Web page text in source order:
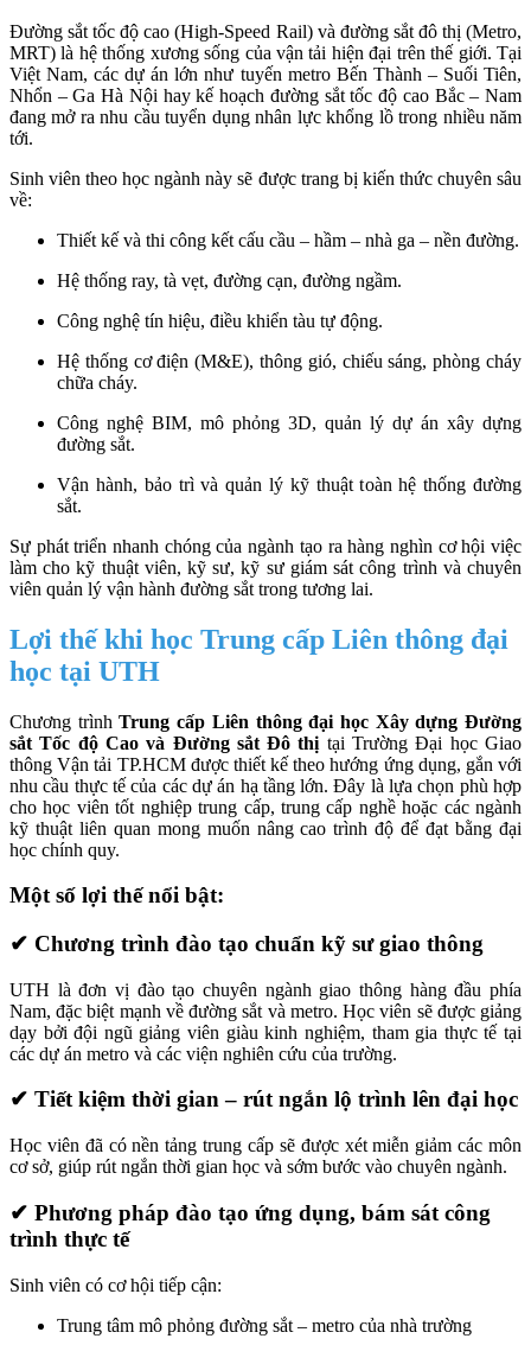
Đường sắt tốc độ cao (High-Speed Rail) và đường sắt đô thị (Metro,
MRT) là hệ thống xương sống của vận tải hiện đại trên thế giới. Tại
Việt Nam, các dự án lớn như tuyến metro Bến Thành – Suối Tiên,
Nhổn – Ga Hà Nội hay kế hoạch đường sắt tốc độ cao Bắc – Nam
đang mở ra nhu cầu tuyển dụng nhân lực khổng lồ trong nhiều năm
tới.
Sinh viên theo học ngành này sẽ được trang bị kiến thức chuyên sâu
về:
Thiết kế và thi công kết cấu cầu – hầm – nhà ga – nền đường.
Hệ thống ray, tà vẹt, đường cạn, đường ngầm.
Công nghệ tín hiệu, điều khiển tàu tự động.
Hệ thống cơ điện (M&E), thông gió, chiếu sáng, phòng cháy
chữa cháy.
Công nghệ BIM, mô phỏng 3D, quản lý dự án xây dựng
đường sắt.
Vận hành, bảo trì và quản lý kỹ thuật toàn hệ thống đường
sắt.
Sự phát triển nhanh chóng của ngành tạo ra hàng nghìn cơ hội việc
làm cho kỹ thuật viên, kỹ sư, kỹ sư giám sát công trình và chuyên
viên quản lý vận hành đường sắt trong tương lai.
Lợi thế khi học Trung cấp Liên thông đại
học tại UTH
Chương trìnhTrung cấp Liên thông đại học Xây dựng Đường
sắt Tốc độ Cao và Đường sắt Đô thị tại Trường Đại học Giao
thông Vận tải TP.HCM được thiết kế theo hướng ứng dụng, gắn với
nhu cầu thực tế của các dự án hạ tầng lớn. Đây là lựa chọn phù hợp
cho học viên tốt nghiệp trung cấp, trung cấp nghề hoặc các ngành
kỹ thuật liên quan mong muốn nâng cao trình độ để đạt bằng đại
học chính quy.
Một số lợi thế nổi bật:
✔ Chương trình đào tạo chuẩn kỹ sư giao thông
UTH là đơn vị đào tạo chuyên ngành giao thông hàng đầu phía
Nam, đặc biệt mạnh về đường sắt và metro. Học viên sẽ được giảng
dạy bởi đội ngũ giảng viên giàu kinh nghiệm, tham gia thực tế tại
các dự án metro và các viện nghiên cứu của trường.
✔ Tiết kiệm thời gian – rút ngắn lộ trình lên đại học
Học viên đã có nền tảng trung cấp sẽ được xét miễn giảm các môn
cơ sở, giúp rút ngắn thời gian học và sớm bước vào chuyên ngành.
✔ Phương pháp đào tạo ứng dụng, bám sát công
trình thực tế
Sinh viên có cơ hội tiếp cận:
Trung tâm mô phỏng đường sắt – metro của nhà trường